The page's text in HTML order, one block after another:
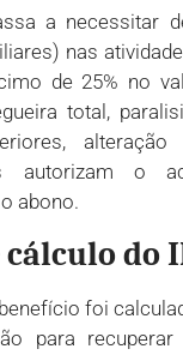
a necessitar
nas
de 25% no
total,
alteração
autorizam o
abono.
do
foi
para